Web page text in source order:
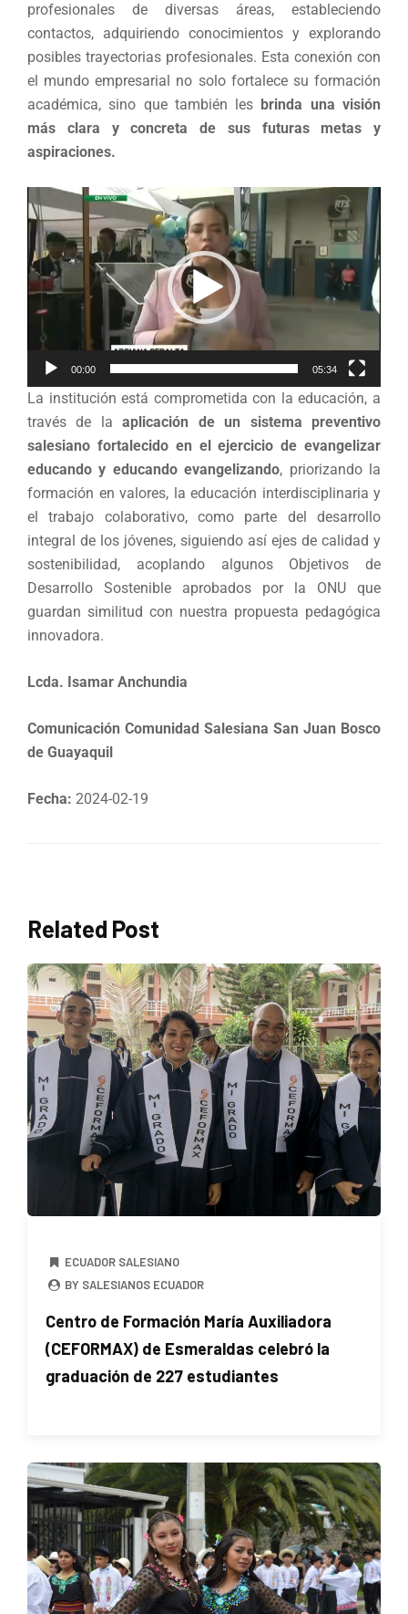
profesionales de diversas áreas, estableciendo
contactos, adquiriendo conocimientos y explorando
posibles trayectorias profesionales. Esta conexión con
el mundo empresarial no solo fortalece su formación
académica, sino que también les brinda una visión
más clara y concreta de sus futuras metas y
aspiraciones.
Reproductor
de
vídeo
00:00 05:34
La institución está comprometida con la educación, a
través de laaplicación de un sistema preventivo
salesiano fortalecido en el ejercicio de evangelizar
educando y educando evangelizando, priorizando la
formación en valores, la educación interdisciplinaria y
el trabajo colaborativo, como parte del desarrollo
integral de los jóvenes, siguiendo así ejes de calidad y
sostenibilidad, acoplando algunos Objetivos de
Desarrollo Sostenible aprobados por la ONU que
guardan similitud con nuestra propuesta pedagógica
innovadora.
Lcda. Isamar Anchundia
Comunicación Comunidad Salesiana San Juan Bosco
de Guayaquil
Fecha: 2024-02-19
Related Post
ECUADOR SALESIANO
BY SALESIANOS ECUADOR
Centro de Formación María Auxiliadora
(CEFORMAX) de Esmeraldas celebró la
graduación de 227 estudiantes